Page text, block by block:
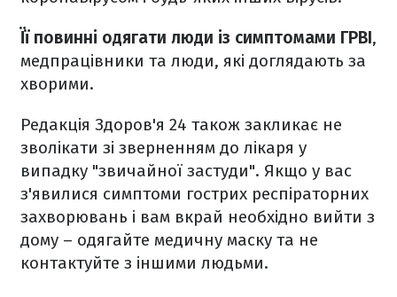
Її повинні одягати люди із симптомами ГРВІ,
медпрацівники та люди, які доглядають за
хворими.
Редакція Здоров'я 24 також закликає не
зволікати зі зверненням до лікаря у
випадку "звичайної застуди". Якщо у вас
з'явилися симптоми гострих респіраторних
захворювань і вам вкрай необхідно вийти з
дому – одягайте медичну маску та не
контактуйте з іншими людьми.